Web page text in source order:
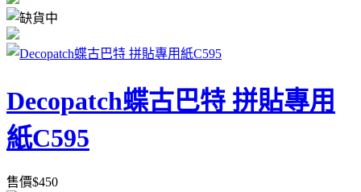
Decopatch蝶古巴特 拼貼專用
紙C595
售價$450